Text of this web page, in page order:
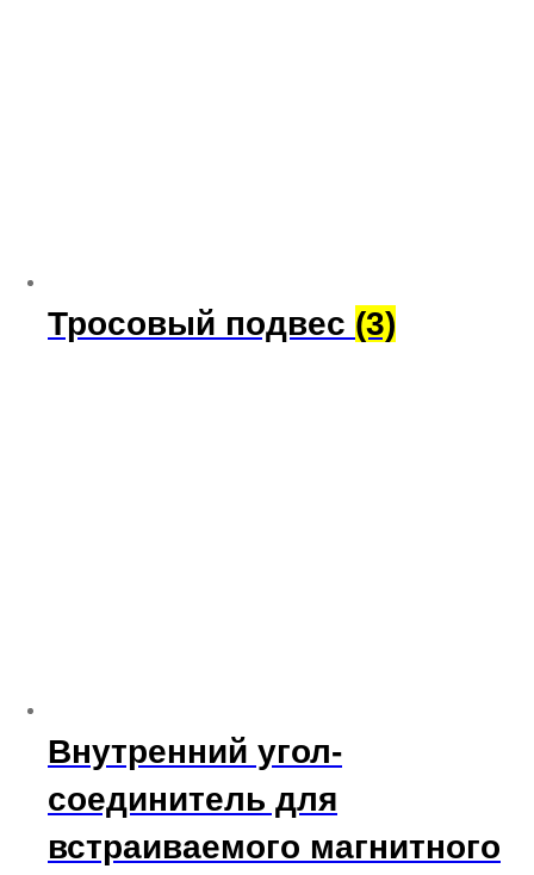
Тросовый подвес (3)
Внутренний угол-
соединитель для
встраиваемого магнитного